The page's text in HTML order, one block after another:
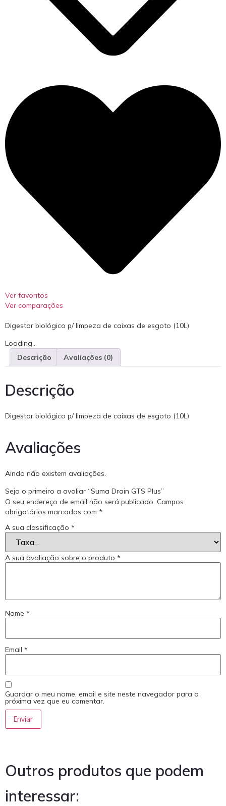
Ver favoritos
Ver comparações
Digestor biológico p/ limpeza de caixas de esgoto (10L)
Loading...
Descrição
Avaliações (0)
Descrição
Digestor biológico p/ limpeza de caixas de esgoto (10L)
Avaliações
Ainda não existem avaliações.
Seja o primeiro a avaliar “Suma Drain GTS Plus”
O seu endereço de email não será publicado. Campos
obrigatórios marcados com *
A sua classificação *
A sua avaliação sobre o produto *
Nome *
Email *
Guardar o meu nome, email e site neste navegador para a
próxima vez que eu comentar.
Outros produtos que podem
interessar: